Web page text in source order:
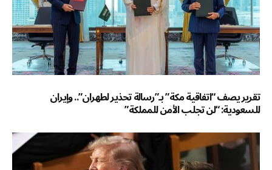
تقرير يصف “اتفاقية مكة” بـ”رسالة تحذير لطهران”.. وإيران
للسعودية: “لن تجلب الأمن للمملكة”